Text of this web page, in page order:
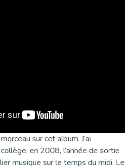
sur cet album. J’ai
en 2008, l’année de sortie
musique sur le temps du midi. Le